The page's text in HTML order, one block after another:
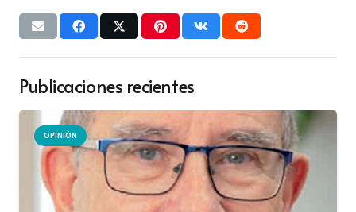
Publicaciones recientes
OPINIÓN